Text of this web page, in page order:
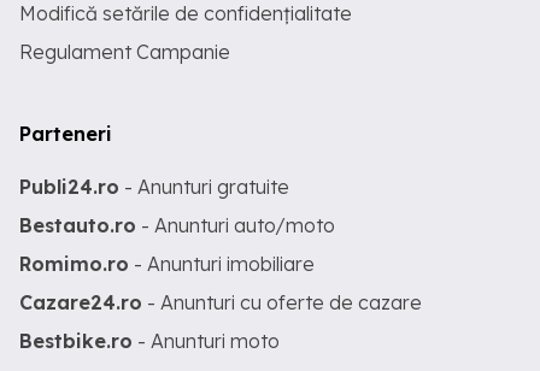
Modifică setările de confidențialitate
Regulament Campanie
Parteneri
Publi24.ro - Anunturi gratuite
Bestauto.ro - Anunturi auto/moto
Romimo.ro - Anunturi imobiliare
Cazare24.ro - Anunturi cu oferte de cazare
Bestbike.ro - Anunturi moto